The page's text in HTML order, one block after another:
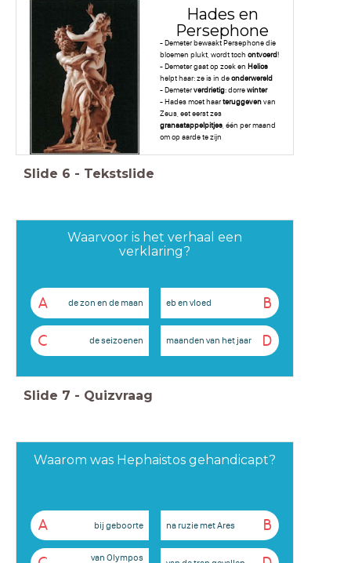
Hades en
Persephone
- Demeter bewaakt Persephone die
bloemen plukt, wordt tochontvoerd!
- Demeter gaat op zoek enHelios
helpt haar: ze is in deonderwereld
- Demeterverdrietig: dorrewinter
- Hades moet haarteruggevenvan
Zeus, eet eerst zes
granaatappelpitjes , één per maand
om op aarde te zijn
Slide 6 - Tekstslide
Waarvoor is het verhaal een
verklaring?
A de zon en de maan B
eb en vloed
C de seizoenen D
maanden van het jaar
Slide 7 - Quizvraag
Waarom was Hephaistos gehandicapt?
A bij geboorte B
na ruzie met Ares
van Olympos